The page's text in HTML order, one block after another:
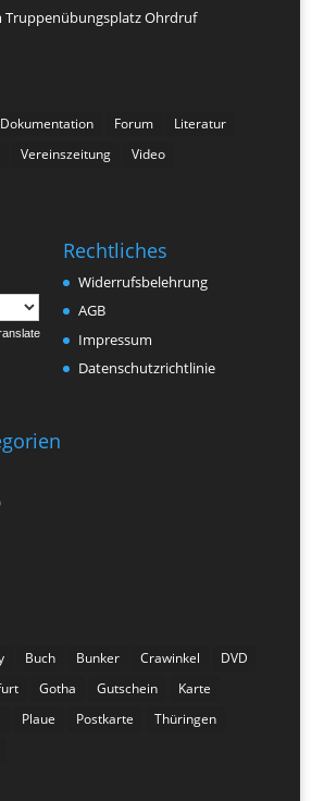
Truppenübungsplatz Ohrdruf
Dokumentation Forum
Literatur
Vereinszeitung
Video
Rechtliches
Widerrufsbelehrung
AGB
Impressum
Datenschutzrichtlinie
Buch Bunker Crawinkel
DVD
Gotha Gutschein
Karte
Plaue Postkarte
Thüringen